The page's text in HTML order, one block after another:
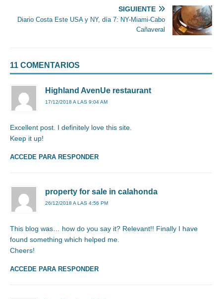
SIGUIENTE
Diario Costa Este USA y NY, día 7: NY-Miami-Cabo
Cañaveral
11 COMENTARIOS
Highland AvenUe restaurant
17/12/2018 A LAS 9:04 AM
Excellent post. I definitely love this site.
Keep it up!
ACCEDE PARA RESPONDER
property for sale in calahonda
26/12/2018 A LAS 4:56 PM
This blog was… how do you say it? Relevant!! Finally I have
found something which helped me.
Cheers!
ACCEDE PARA RESPONDER